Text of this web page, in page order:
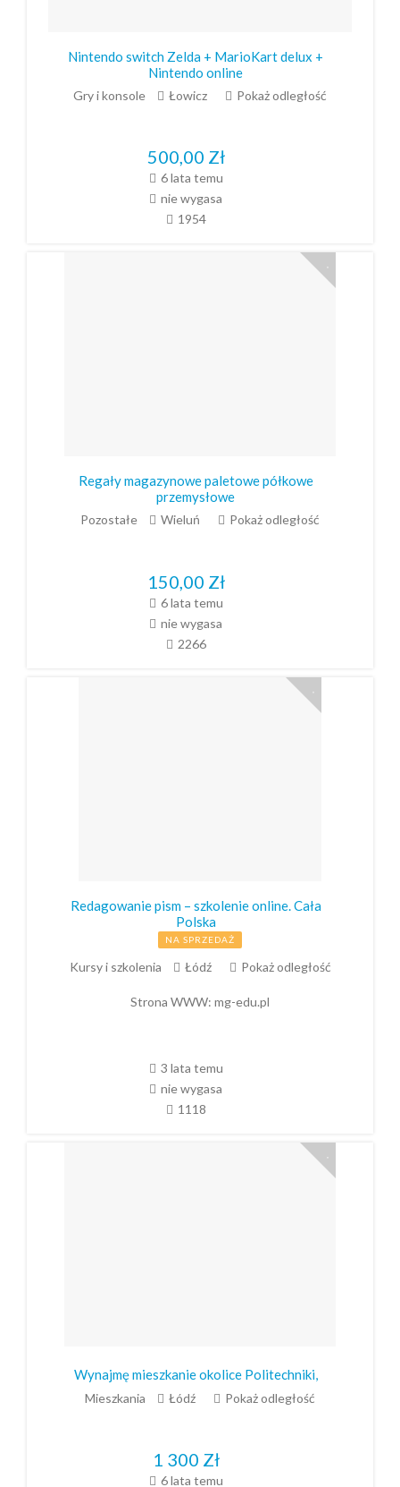
Nintendo switch Zelda + MarioKart delux +
Nintendo online
Gry i konsole Łowicz Pokaż odległość
500,00 Zł
6 lata temu
nie wygasa
1954
Regały magazynowe paletowe półkowe
przemysłowe
Pozostałe Wieluń Pokaż odległość
150,00 Zł
6 lata temu
nie wygasa
2266
Redagowanie pism – szkolenie online. Cała
Polska
NA SPRZEDAŻ
Kursy i szkolenia Łódź Pokaż odległość
Strona WWW: mg-edu.pl
3 lata temu
nie wygasa
1118
Wynajmę mieszkanie okolice Politechniki,
Mieszkania Łódź Pokaż odległość
1 300 Zł
6 lata temu